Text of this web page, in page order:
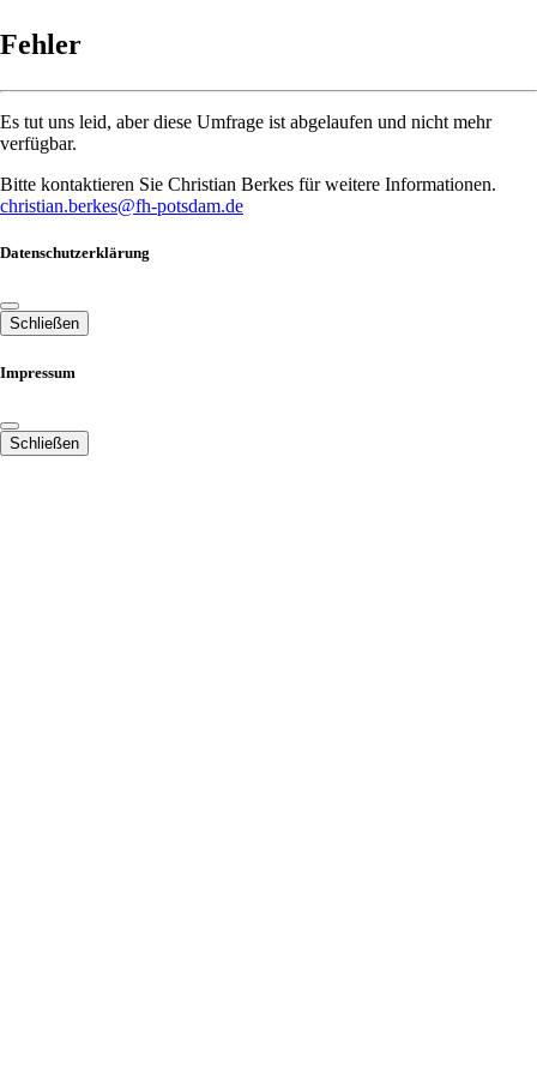
Fehler
Es tut uns leid, aber diese Umfrage ist abgelaufen und nicht mehr
verfügbar.
Bitte kontaktieren Sie Christian Berkes für weitere Informationen.
christian.berkes@fh-potsdam.de
Datenschutzerklärung
Schließen
Impressum
Schließen